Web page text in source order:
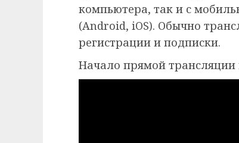
компьютера, так и с
(Android, iOS). Обычно
регистрации и подписки.
Начало прямой трансляции